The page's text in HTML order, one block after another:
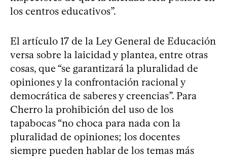
los centros educativos”.
El artículo 17 de la Ley General de Educación
versa sobre la laicidad y plantea, entre otras
cosas, que “se garantizará la pluralidad de
opiniones y la confrontación racional y
democrática de saberes y creencias”. Para
Cherro la prohibición del uso de los
tapabocas “no choca para nada con la
pluralidad de opiniones; los docentes
siempre pueden hablar de los temas más